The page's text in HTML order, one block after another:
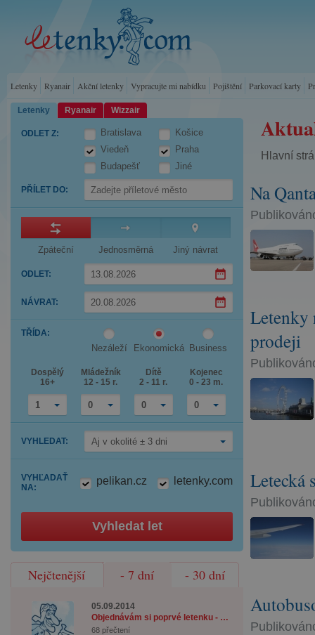
Letenky Ryanair Akční letenky Vypracujte mi nabídku Pojištění Parkovací karty
Letenky Ryanair Wizzair
ODLET Z:
Bratislava
Viedeň
Budapešť
Košice
Praha
Jiné
PŘÍLET DO:
Zpáteční Jednosměrná Jiný návrat
ODLET:
NÁVRAT:
the
down
the
calendar
and
select
a
date.
Press
the
question
to
keyboard
shortcuts
changing
dates.
down
arrow
to
interact
with
the
and
select
date.
Press
question
mark
to
get
the
keyboard
shortcuts
for
changing
dates.
TŘÍDA:
Nezáleží Ekonomická Business
Dospělý
16+
1
Mládežník
12 - 15 r.
0
Dítě
2 - 11 r.
0
Kojenec
0 - 23 m.
0
VYHLEDAT: Aj v okolité ± 3 dni
VYHĽADAŤ
NA:
pelikan.cz letenky.com
Vyhledat let
Nejčtenější - 7 dní - 30 dní
05.09.2014
Objednávám si poprvé letenku - co musím věd ...
68 přečtení
Hlavní
Na
Letenky
prodeji
Letecká